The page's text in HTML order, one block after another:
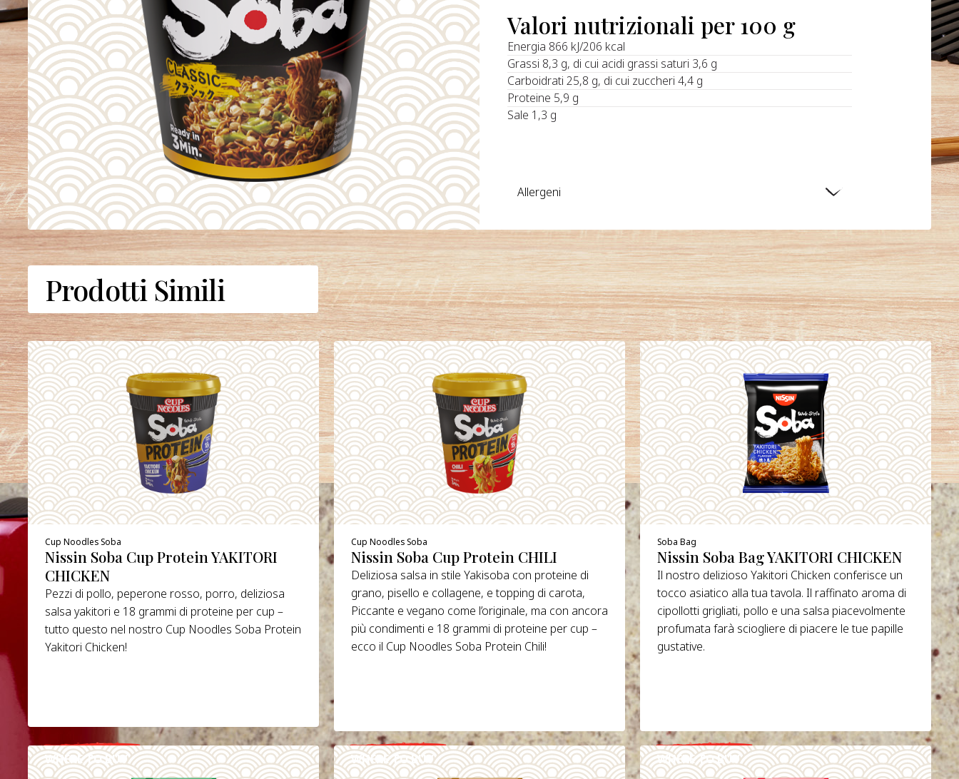
Valori nutrizionali per 100 g
Energia 866 kJ/206 kcal
Grassi 8,3 g, di cui acidi grassi saturi 3,6 g
Carboidrati 25,8 g, di cui zuccheri 4,4 g
Proteine 5,9 g
Sale 1,3 g
Allergeni
Prodotti Simili
Cup Noodles Soba
Nissin Soba Cup Protein YAKITORI
CHICKEN
Pezzi di pollo, peperone rosso, porro, deliziosa
salsa yakitori e 18 grammi di proteine per cup –
tutto questo nel nostro Cup Noodles Soba Protein
Yakitori Chicken!
WHERE TO BUY
Cup Noodles Soba
Nissin Soba Cup Protein CHILI
Deliziosa salsa in stile Yakisoba con proteine di
grano, pisello e collagene, e topping di carota,
Piccante e vegano come l’originale, ma con ancora
più condimenti e 18 grammi di proteine per cup –
ecco il Cup Noodles Soba Protein Chili!
WHERE TO BUY
Soba Bag
Nissin Soba Bag YAKITORI CHICKEN
Il nostro delizioso Yakitori Chicken conferisce un
tocco asiatico alla tua tavola. Il raffinato aroma di
cipollotti grigliati, pollo e una salsa piacevolmente
profumata farà sciogliere di piacere le tue papille
gustative.
WHERE TO BUY